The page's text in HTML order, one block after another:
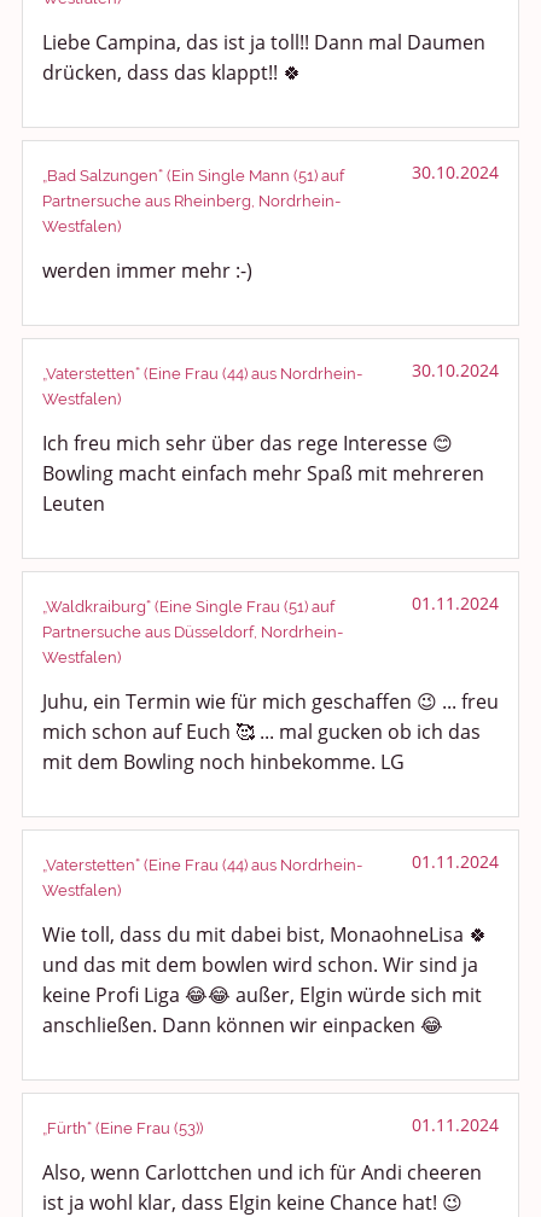
Liebe Campina, das ist ja toll!! Dann mal Daumen
drücken, dass das klappt!! 🍀
„Bad Salzungen“ (Ein Single Mann (51) auf
Partnersuche aus Rheinberg, Nordrhein-
Westfalen)
30.10.2024
werden immer mehr :-)
„Vaterstetten“ (Eine Frau (44) aus Nordrhein-
Westfalen)
30.10.2024
Ich freu mich sehr über das rege Interesse 😊
Bowling macht einfach mehr Spaß mit mehreren
Leuten
„Waldkraiburg“ (Eine Single Frau (51) auf
Partnersuche aus Düsseldorf, Nordrhein-
Westfalen)
01.11.2024
Juhu, ein Termin wie für mich geschaffen 😉 ... freu
mich schon auf Euch 🥰 ... mal gucken ob ich das
mit dem Bowling noch hinbekomme. LG
„Vaterstetten“ (Eine Frau (44) aus Nordrhein-
Westfalen)
01.11.2024
Wie toll, dass du mit dabei bist, MonaohneLisa 🍀
und das mit dem bowlen wird schon. Wir sind ja
keine Profi Liga 😂😂 außer, Elgin würde sich mit
anschließen. Dann können wir einpacken 😂
„Fürth“ (Eine Frau (53)) 01.11.2024
Also, wenn Carlottchen und ich für Andi cheeren
ist ja wohl klar, dass Elgin keine Chance hat! 😉